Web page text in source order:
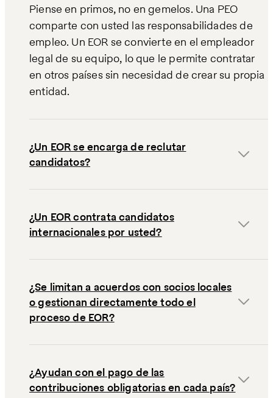
Piense en primos, no en gemelos. Una PEO
comparte con usted las responsabilidades de
empleo. Un EOR se convierte en el empleador
legal de su equipo, lo que le permite contratar
en otros países sin necesidad de crear su propia
entidad.
¿Un EOR se encarga de reclutar
candidatos?
¿Un EOR contrata candidatos
internacionales por usted?
¿Se limitan a acuerdos con socios locales
o gestionan directamente todo el
proceso de EOR?
¿Ayudan con el pago de las
contribuciones obligatorias en cada país?